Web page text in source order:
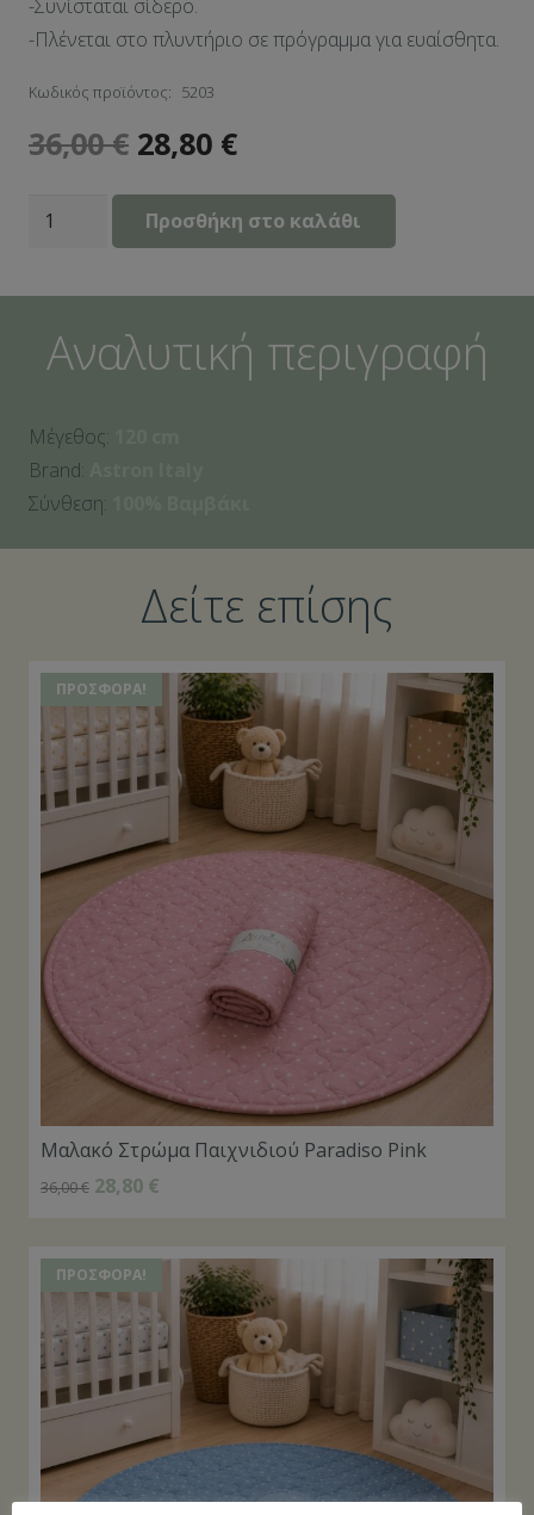
-Συνίσταται σίδερο.
-Πλένεται στο πλυντήριο σε πρόγραμμα για ευαίσθητα.
Κωδικός προϊόντος: 5203
36,00€ 28,80 €
Μαλακό
Petrol
ποσότητα
Προσθήκη στο καλάθι
Αναλυτική περιγραφή
Μέγεθος:
Brand:
Σύνθεση:
Δείτε επίσης
ΠΡΟΣΦΟΡΆ!
Μαλακό Στρώμα Παιχνιδιού Paradiso Pink
36,00€ 28,80 €
ΠΡΟΣΦΟΡΆ!